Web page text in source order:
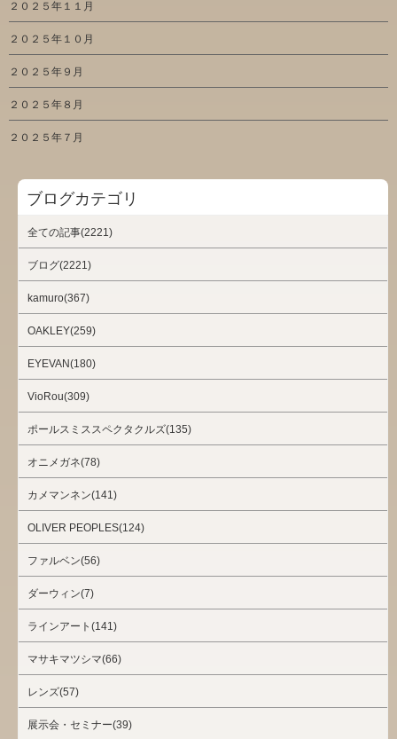
２０２５年１１月
２０２５年１０月
２０２５年９月
２０２５年８月
２０２５年７月
ブログカテゴリ
全ての記事(2221)
ブログ(2221)
kamuro(367)
OAKLEY(259)
EYEVAN(180)
VioRou(309)
ポールスミススペクタクルズ(135)
オニメガネ(78)
カメマンネン(141)
OLIVER PEOPLES(124)
ファルベン(56)
ダーウィン(7)
ラインアート(141)
マサキマツシマ(66)
レンズ(57)
展示会・セミナー(39)